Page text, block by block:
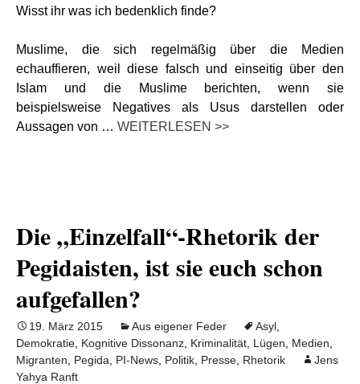
Wisst ihr was ich bedenklich finde?
Muslime, die sich regelmäßig über die Medien
echauffieren, weil diese falsch und einseitig über den
Islam und die Muslime berichten, wenn sie
beispielsweise Negatives als Usus darstellen oder
Aussagen von … WEITERLESEN >>
Die „Einzelfall“-Rhetorik der
Pegidaisten, ist sie euch schon
aufgefallen?
19. März 2015 Aus eigener Feder Asyl
Demokratie Kognitive Dissonanz Kriminalität Lügen Medien
Migranten
Pegida PI-News Politik Presse Rhetorik
Jens
Yahya Ranft